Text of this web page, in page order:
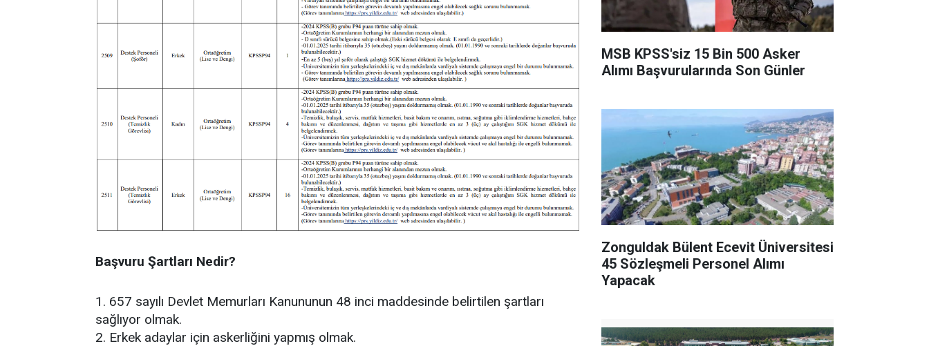
Başvuru Şartları Nedir?
1. 657 sayılı Devlet Memurları Kanununun 48 inci maddesinde belirtilen şartları
sağlıyor olmak.
2. Erkek adaylar için askerliğini yapmış olmak.
MSB KPSS'siz 15 Bin 500 Asker
Alımı Başvurularında Son Günler
Zonguldak Bülent Ecevit Üniversitesi
45 Sözleşmeli Personel Alımı
Yapacak